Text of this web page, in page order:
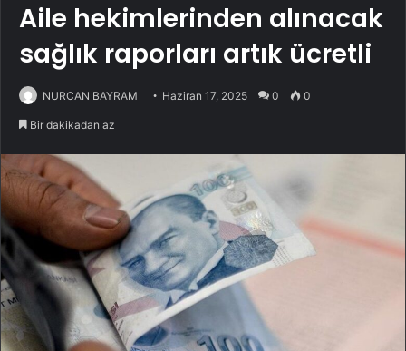
Aile hekimlerinden alınacak
sağlık raporları artık ücretli
NURCAN BAYRAM Haziran 17, 2025 0 0
Bir dakikadan az